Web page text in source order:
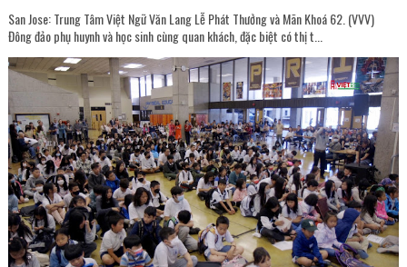
San Jose: Trung Tâm Việt Ngữ Văn Lang Lễ Phát Thưởng và Mãn Khoá 62. (VVV)
Đông đảo phụ huynh và học sinh cùng quan khách, đặc biệt có thị t...